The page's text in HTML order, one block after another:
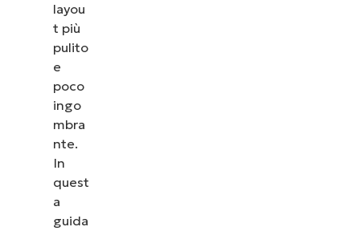
layou
t più
pulito
e
poco
ingo
mbra
nte.
In
quest
a
guida